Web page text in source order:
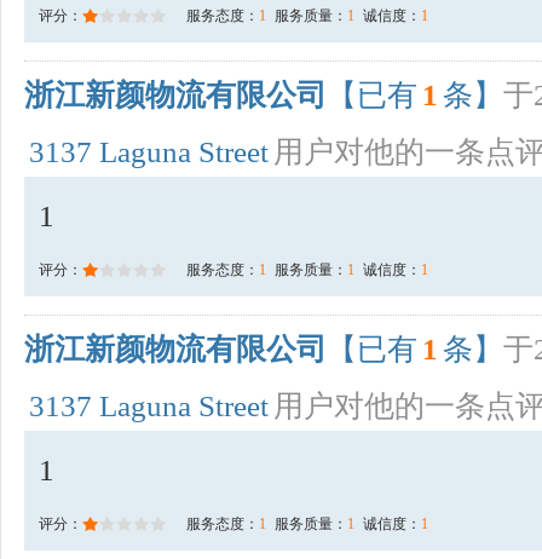
评分： 服务态度： 1 服务质量： 1 诚信度： 1
浙江新颜物流有限公司 【已有 1 条】 于
3137 Laguna Street 用户对他的一条点
1
评分： 服务态度： 1 服务质量： 1 诚信度： 1
浙江新颜物流有限公司 【已有 1 条】 于
3137 Laguna Street 用户对他的一条点
1
评分： 服务态度： 1 服务质量： 1 诚信度： 1